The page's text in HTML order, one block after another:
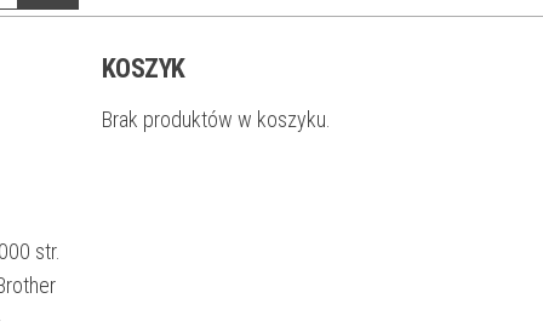
str.
KOSZYK
Brak produktów w koszyku.